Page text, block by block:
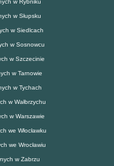
w Rybniku
w Słupsku
w Siedlcach
w Sosnowcu
w Szczecinie
w Tarnowie
w Tychach
w Wałbrzychu
w Warszawie
we Włocławku
we Wrocławiu
w Zabrzu